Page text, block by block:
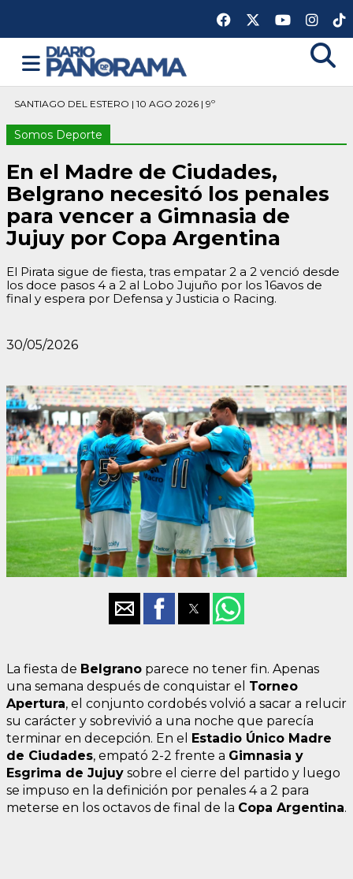
SANTIAGO DEL ESTERO | 10 AGO 2026 | 9º
Somos Deporte
En el Madre de Ciudades,
Belgrano necesitó los penales
para vencer a Gimnasia de
Jujuy por Copa Argentina
El Pirata sigue de fiesta, tras empatar 2 a 2 venció desde
los doce pasos 4 a 2 al Lobo Jujuño por los 16avos de
final y espera por Defensa y Justicia o Racing.
30/05/2026
La fiesta de Belgrano parece no tener fin. Apenas
una semana después de conquistar el Torneo
Apertura, el conjunto cordobés volvió a sacar a relucir
su carácter y sobrevivió a una noche que parecía
terminar en decepción. En el Estadio Único Madre
de Ciudades, empató 2-2 frente a Gimnasia y
Esgrima de Jujuy sobre el cierre del partido y luego
se impuso en la definición por penales 4 a 2 para
meterse en los octavos de final de la Copa Argentina.